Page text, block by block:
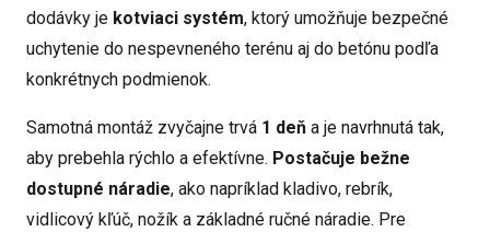
dodávky je kotviaci systém, ktorý umožňuje bezpečné
uchytenie do nespevneného terénu aj do betónu podľa
konkrétnych podmienok.
Samotná montáž zvyčajne trvá 1 deň a je navrhnutá tak,
aby prebehla rýchlo a efektívne. Postačuje bežne
dostupné náradie, ako napríklad kladivo, rebrík,
vidlicový kľúč, nožík a základné ručné náradie. Pre